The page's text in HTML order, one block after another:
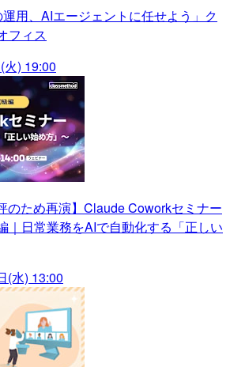
用、AIエージェントに任せよう」ク
フィス
) 19:00
のため再演】Claude Coworkセミナー
｜日常業務をAIで自動化する「正しい
(水) 13:00